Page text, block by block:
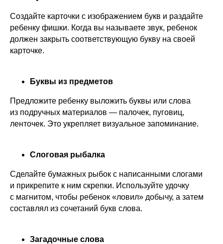
Создайте карточки с изображением букв и раздайте
ребенку фишки. Когда вы называете звук, ребенок
должен закрыть соответствующую букву на своей
карточке.
Буквы из предметов
Предложите ребенку выложить буквы или слова
из подручных материалов — палочек, пуговиц,
ленточек. Это укрепляет визуальное запоминание.
Слоговая рыбалка
Сделайте бумажных рыбок с написанными слогами
и прикрепите к ним скрепки. Используйте удочку
с магнитом, чтобы ребенок «ловил» добычу, а затем
составлял из сочетаний букв слова.
Загадочные слова